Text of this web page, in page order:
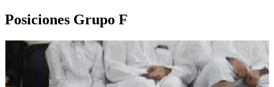
Posiciones Grupo F